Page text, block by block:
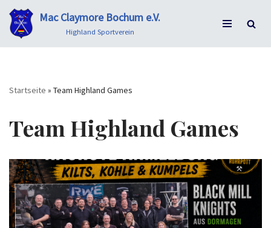
Zum
Inhalt
Mac Claymore Bochum e.V.
Highland Sportverein
Startseite » Team Highland Games
Team Highland Games